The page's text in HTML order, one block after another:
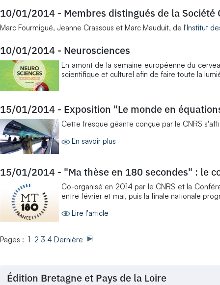
10/01/2014 - Membres distingués de la Société
Marc Fourmigué, Jeanne Crassous et Marc Mauduit, de l'Institut
10/01/2014 - Neurosciences
En amont de la semaine européenne du
scientifique et culturel afin de faire toute la
15/01/2014 - Exposition "Le monde en
Cette fresque géante conçue par le CNRS
En savoir plus
15/01/2014 - "Ma thèse en 180 secondes" : le
Co-organisé en 2014 par le CNRS et la
entre février et mai, puis la finale nationale
Lire l'article
Pages : 1 2 3 4 Dernière
Édition Bretagne et Pays de la Loire